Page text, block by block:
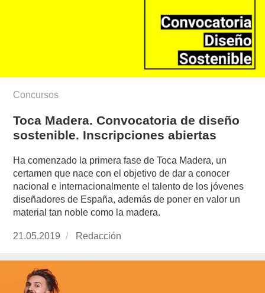
Concursos
Toca Madera. Convocatoria de diseño
sostenible. Inscripciones abiertas
Ha comenzado la primera fase de Toca Madera, un
certamen que nace con el objetivo de dar a conocer
nacional e internacionalmente el talento de los jóvenes
diseñadores de España, además de poner en valor un
material tan noble como la madera.
Publicado
21.05.2019 https://www.experimenta.es/author/redaccion/
Redacción